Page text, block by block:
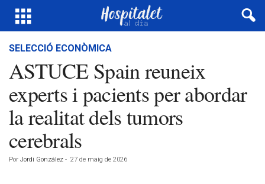
SELECCIÓ ECONÒMICA
ASTUCE Spain reuneix
experts i pacients per abordar
la realitat dels tumors
cerebrals
Por Jordi González - 27 de maig de 2026